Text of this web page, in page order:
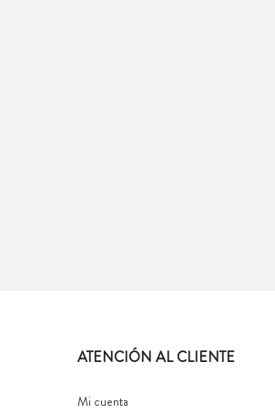
ATENCIÓN AL CLIENTE
Mi cuenta